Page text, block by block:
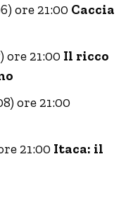
ore 21:00 Caccia
ore 21:00 Il ricco
ore 21:00
21:00 Itaca: il